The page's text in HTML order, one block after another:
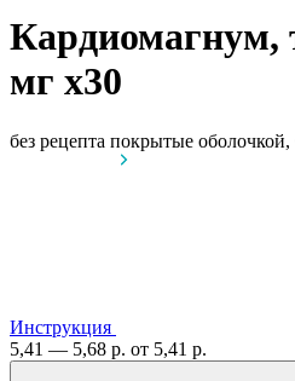
Кардиомагнум,
мг x30
без рецепта покрытые
Инструкция
5,41 — 5,68 р. от 5,41 р.